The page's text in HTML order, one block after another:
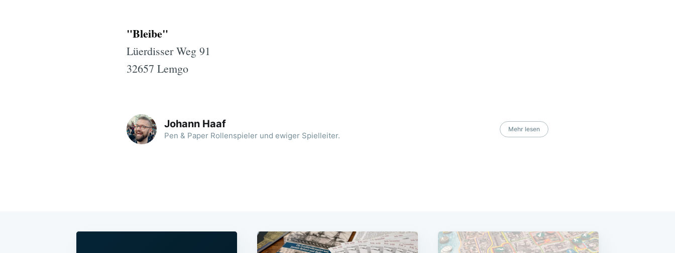
"Bleibe"
Lüerdisser Weg 91
32657 Lemgo
Johann Haaf
Pen & Paper Rollenspieler und ewiger Spielleiter.
Mehr lesen